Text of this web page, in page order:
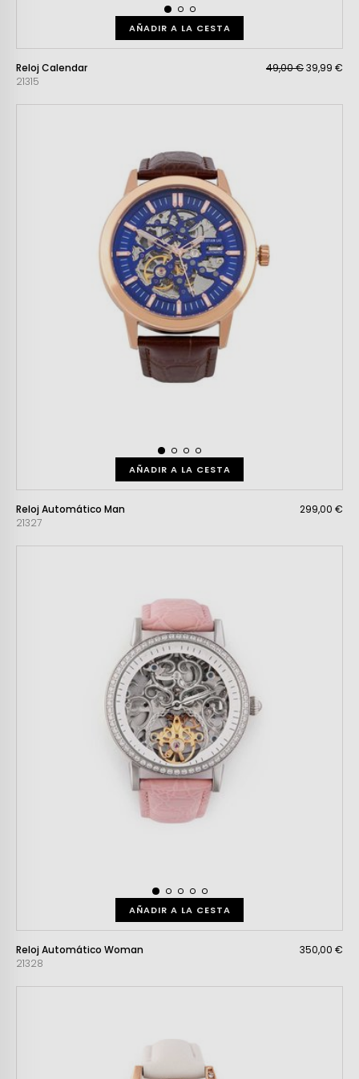
AÑADIR A LA CESTA
Reloj Calendar
21315
49,00 €39,99 €
AÑADIR A LA CESTA
Reloj Automático Man
21327
299,00 €
AÑADIR A LA CESTA
Reloj Automático Woman
21328
350,00 €